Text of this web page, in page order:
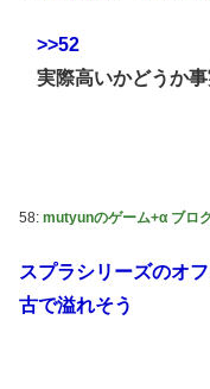
>>52
実際高いかどうか
58: mutyunのゲーム+α ブロ
スプラシリーズのオ
古で溢れそう